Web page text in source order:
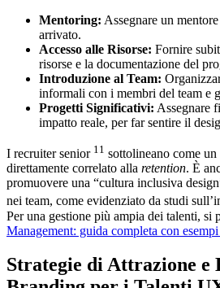
Mentoring: Assegnare un
arrivato.
Accesso alle Risorse: Fornire
risorse e la documentazione del
Introduzione al Team:
informali con i membri del team e
Progetti Significativi: Assegnare
impatto reale, per far sentire il
I recruiter senior 11 sottolineano come
direttamente correlato alla retention. È
promuovere una “cultura inclusiva
nei team, come evidenziato da studi
Per una gestione più ampia dei talenti, si
Management: guida completa con
Strategie di Attrazione e